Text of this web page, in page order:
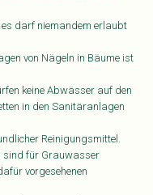
darf niemandem erlaubt
von Nägeln in Bäume ist
keine Abwässer auf den
in den Sanitäranlagen
Reinigungsmittel.
sind für Grauwasser
vorgesehenen